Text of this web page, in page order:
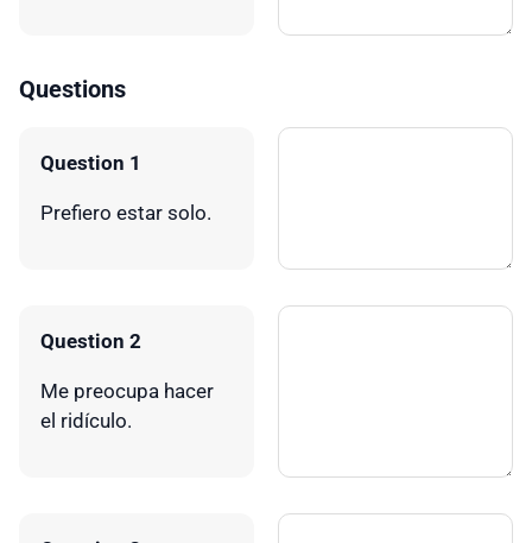
Questions
Question 1
Prefiero estar solo.
Question 2
Me preocupa hacer
el ridículo.